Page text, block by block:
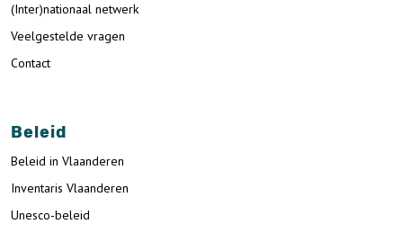
(Inter)nationaal netwerk
Veelgestelde vragen
Contact
Beleid
Beleid in Vlaanderen
Inventaris Vlaanderen
Unesco-beleid